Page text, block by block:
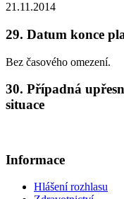
21.11.2014
29. Datum konce
Bez časového omezení.
30. Případná
situace
Informace
Hlášení rozhlasu